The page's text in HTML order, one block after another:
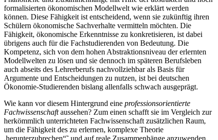
formalisierten ökonomischen Modellwelt wie erklärt werden
können. Diese Fähigkeit ist entscheidend, wenn sie zukünftig ihren
Schülern ökonomische Sachverhalte vermitteln möchten. Die
Fähigkeit, ökonomische Erkenntnisse zu konkretisieren, ist dabei
übrigens auch für die Fachstudierenden von Bedeutung. Die
Kompetenz, sich von dem hohen Abstraktionsniveau der erlernten
Modellwelten zu lösen und sie dennoch im späteren Berufsleben
auch abseits des Lehrerberufs nachvollziehbar als Basis für
Argumente und Entscheidungen zu nutzen, ist bei deutschen
Ökonomie-Studierenden bislang allenfalls schwach ausgeprägt.
Wie kann vor diesem Hintergrund eine professionsorientierte
Fachwissenschaftaussehen? Zum einen schafft sie im Vergleich zur
herkömmlich unterrichteten Fachwissenschaft zusätzlichen Raum,
um die Fähigkeit des zu erlernen, komplexe Theorie